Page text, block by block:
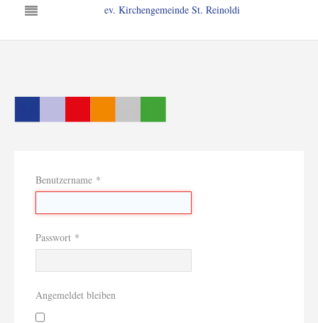
ev. Kirchengemeinde St. Reinoldi
Benutzername *
Passwort *
Angemeldet bleiben